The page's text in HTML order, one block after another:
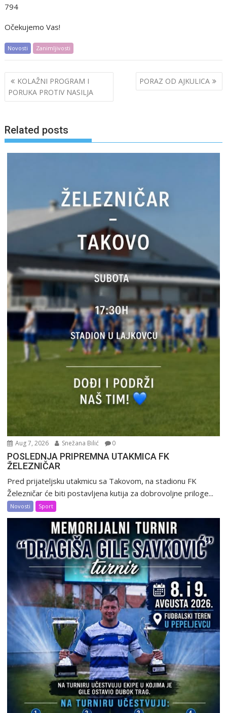
794
Očekujemo Vas!
Novosti Zanimljivosti
Post
navigation
KOLAŽNI PROGRAM I
PORUKA PROTIV NASILJA
PORAZ OD AJKULICA
Related posts
Aug 7, 2026 Snežana Bilić 0
POSLEDNJA PRIPREMNA UTAKMICA FK
ŽELEZNIČAR
Pred prijateljsku utakmicu sa Takovom, na stadionu FK
Železničar će biti postavljena kutija za dobrovoljne priloge...
Novosti Sport